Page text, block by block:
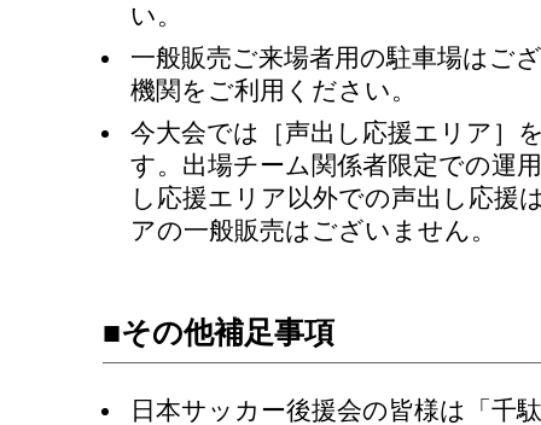
い。
一般販売ご来場者用の駐車場はご
機関をご利用ください。
今大会では［声出し応援エリア］
す。出場チーム関係者限定での運
し応援エリア以外での声出し応援
アの一般販売はございません。
■その他補足事項
日本サッカー後援会の皆様は「千